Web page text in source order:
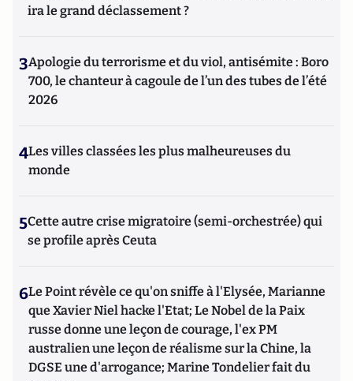
ira le grand déclassement ?
3Apologie du terrorisme et du viol, antisémite : Boro
700, le chanteur à cagoule de l’un des tubes de l’été
2026
4Les villes classées les plus malheureuses du
monde
5Cette autre crise migratoire (semi-orchestrée) qui
se profile après Ceuta
6Le Point révèle ce qu'on sniffe à l'Elysée, Marianne
que Xavier Niel hacke l'Etat; Le Nobel de la Paix
russe donne une leçon de courage, l'ex PM
australien une leçon de réalisme sur la Chine, la
DGSE une d'arrogance; Marine Tondelier fait du